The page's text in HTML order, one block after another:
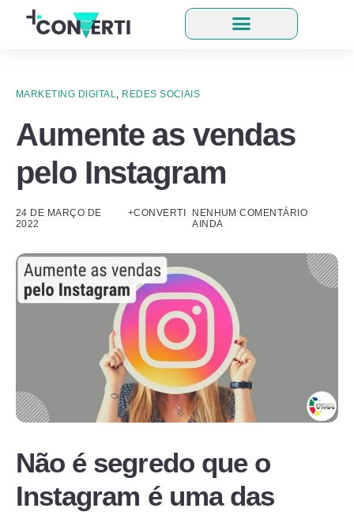
MARKETING DIGITAL, REDES SOCIAIS
Aumente as vendas
pelo Instagram
24 DE MARÇO DE
2022
+CONVERTI
NENHUM COMENTÁRIO
AINDA
Não é segredo que o
Instagram é uma das